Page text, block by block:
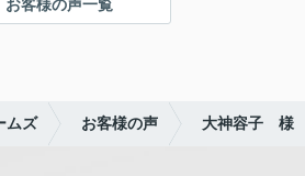
うございました。
おります。
ぞよろしくお願い申し上げます。
いました。
お客様の声一覧
ムズ お客様の声 大神容子 様